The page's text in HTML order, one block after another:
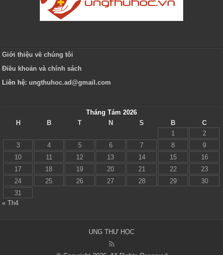
Giới thiệu về chúng tôi
Điều khoản và chính sách
Liên hệ:ungthuhoc.ad@gmail.com
Tháng Tám 2026
H
B T N S B
C
1
2
3
4 5 6 7 8
9
10
11 12 13 14 15
16
17
18 19 20 21 22
23
24
25 26 27 28 29
30
31
« Th4
UNG THƯ HỌC